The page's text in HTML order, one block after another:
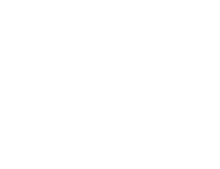
ami à l'auteur
photo de cette